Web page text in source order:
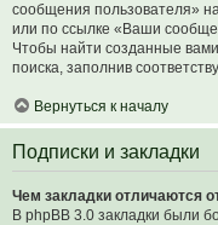
сообщения пользователя»
или по ссылке «Ваши
Чтобы найти созданные
поиска, заполнив
Вернуться к началу
Подписки и закладки
Чем закладки отличаются
В phpBB 3.0 закладки были